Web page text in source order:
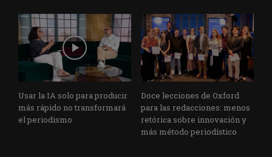
Usar la IA solo para producir
más rápido no transformará
el periodismo
Doce lecciones de Oxford
para las redacciones: menos
retórica sobre innovación y
más método periodístico